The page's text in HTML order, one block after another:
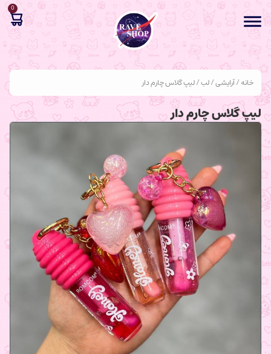
0
خانه/آرایشی/لب/ لیپ گلاس چارم دار
لیپ گلاس چارم دار